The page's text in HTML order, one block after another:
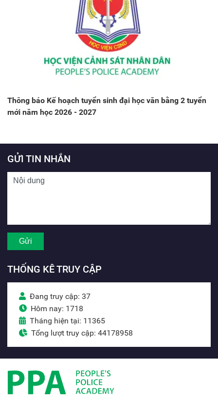
Thông báo Kế hoạch tuyển sinh đại học văn bằng 2 tuyển
mới năm học 2026 - 2027
GỬI TIN NHẮN
THỐNG KÊ TRUY CẬP
Đang truy cập: 37
Hôm nay: 1718
Tháng hiện tại: 11365
Tổng lượt truy cập: 44178958